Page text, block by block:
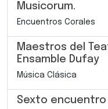
Musicorum.
Encuentros Corales
Maestros del
Ensamble Dufay
Música Clásica
Sexto encuentro